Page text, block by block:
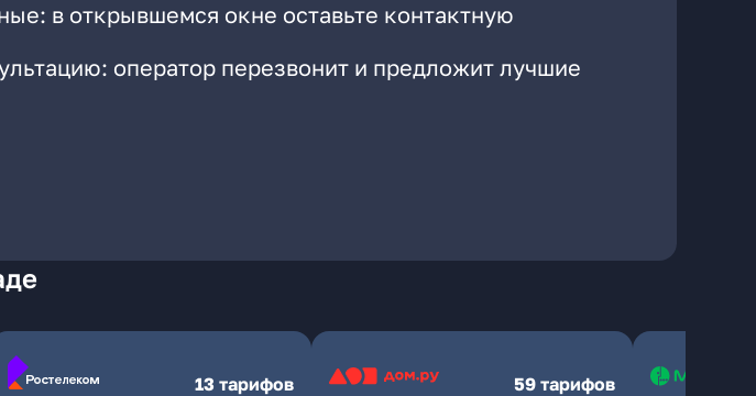
в открывшемся окне оставьте контактную
оператор перезвонит и предложит лучшие
13 тарифов 59 тарифов